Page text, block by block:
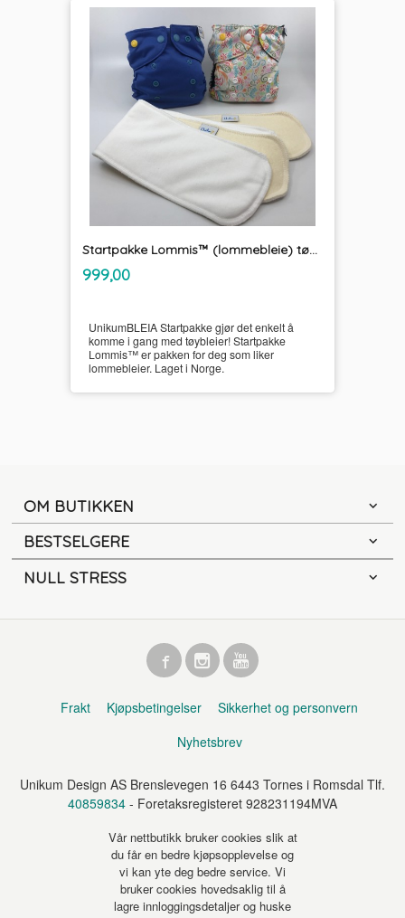
Startpakke Lommis™ (lommebleie) tøybleier
Pris
999,00mva.
UnikumBLEIA Startpakke gjør det enkelt å
komme i gang med tøybleier! Startpakke
Lommis™ er pakken for deg som liker
lommebleier. Laget i Norge.
OM BUTIKKEN
BESTSELGERE
NULL STRESS
Frakt Kjøpsbetingelser
Sikkerhet og personvern
Nyhetsbrev
Unikum Design AS Brenslevegen 16 6443 Tornes i Romsdal Tlf.
40859834 - Foretaksregisteret 928231194MVA
Vår nettbutikk bruker cookies slik at
du får en bedre kjøpsopplevelse og
vi kan yte deg bedre service. Vi
bruker cookies hovedsaklig til å
lagre innloggingsdetaljer og huske